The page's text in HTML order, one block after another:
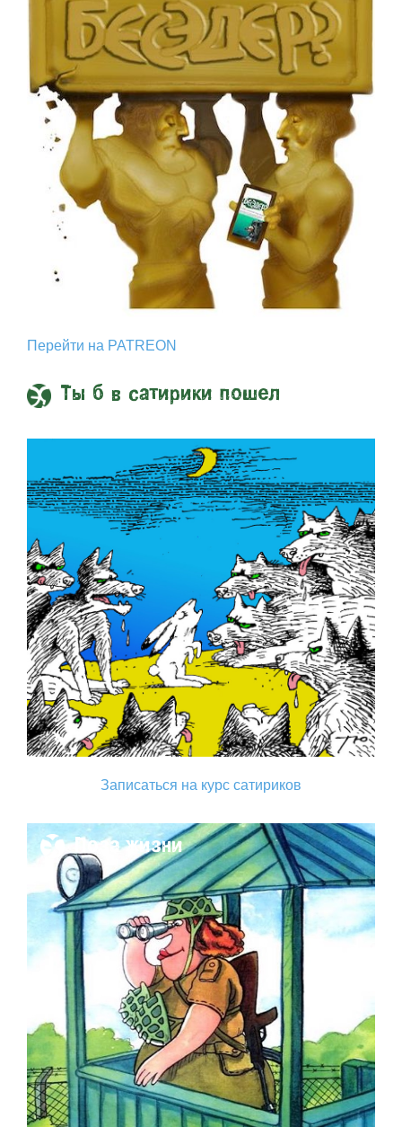
Перейти на PATREON
Ты б в сатирики пошел
Записаться на курс сатириков
Поза жизни